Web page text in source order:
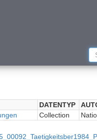
DATENTYP
Collection